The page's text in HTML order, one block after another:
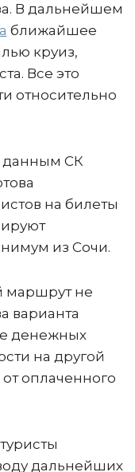
В дальнейшем
ближайшее
круиз,
Все это
относительно
данным СК
на билеты
из Сочи.
маршрут не
варианта
денежных
на другой
от оплаченного
дальнейших